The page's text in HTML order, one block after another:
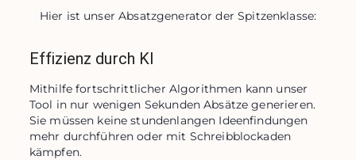
Hier ist unser Absatzgenerator der Spitzenklasse:
Effizienz durch KI
Mithilfe fortschrittlicher Algorithmen kann unser
Tool in nur wenigen Sekunden Absätze generieren.
Sie müssen keine stundenlangen Ideenfindungen
mehr durchführen oder mit Schreibblockaden
kämpfen.